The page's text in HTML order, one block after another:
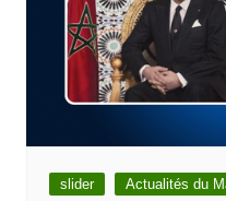
slider Actualités du